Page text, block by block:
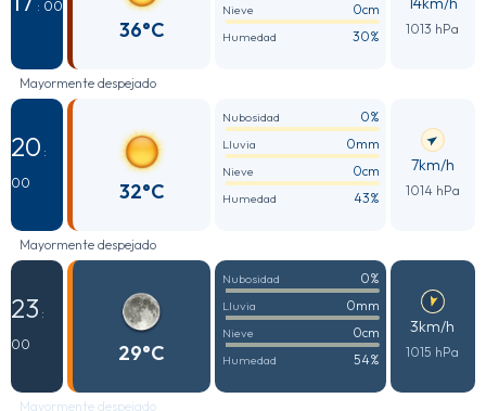
: 00
36°C
Nieve 0cm
Humedad 30% 1013 hPa
Mayormente despejado
20 :
00
32°C
Nubosidad 0%
Lluvia 0mm
Nieve 0cm
Humedad 43%
7km/h
1014 hPa
Mayormente despejado
23 :
00
29°C
Nubosidad 0%
Lluvia 0mm
Nieve 0cm
Humedad 54%
3km/h
1015 hPa
Mayormente despejado